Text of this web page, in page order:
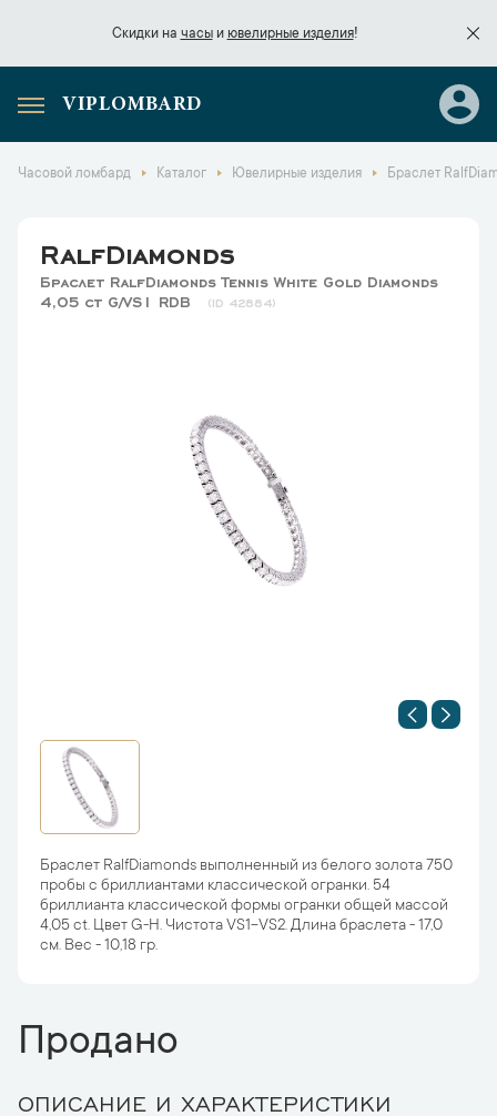
Скидки на часыи ювелирные изделия!
Скидки начасы
VIPLOMBARD
Часовой ломбард Каталог Ювелирные изделия Браслет
RalfDiamonds
Браслет RalfDiamonds Tennis White Gold Diamonds
4,05 ct G/VS1 RDB
42884
Браслет RalfDiamonds выполненный из белого золота 750
пробы с бриллиантами классической огранки. 54
бриллианта классической формы огранки общей массой
4,05 ct. Цвет G-H. Чистота VS1-VS2. Длина браслета - 17,0
см. Вес - 10,18 гр.
Продано
ОПИСАНИЕ И ХАРАКТЕРИСТИКИ